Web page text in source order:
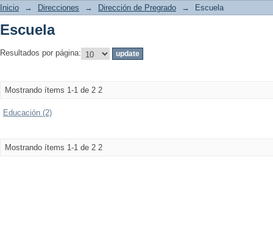
Inicio → Direcciones → Dirección de Pregrado → Escuela
Escuela
Resultados por página:
Mostrando ítems 1-1 de 2 2
Educación (2)
Mostrando ítems 1-1 de 2 2